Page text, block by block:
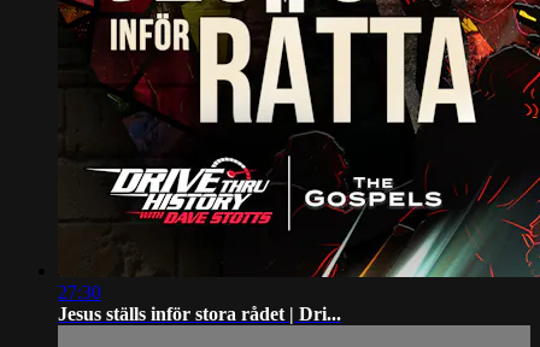
27:30
Jesus ställs inför stora rådet | Dri...